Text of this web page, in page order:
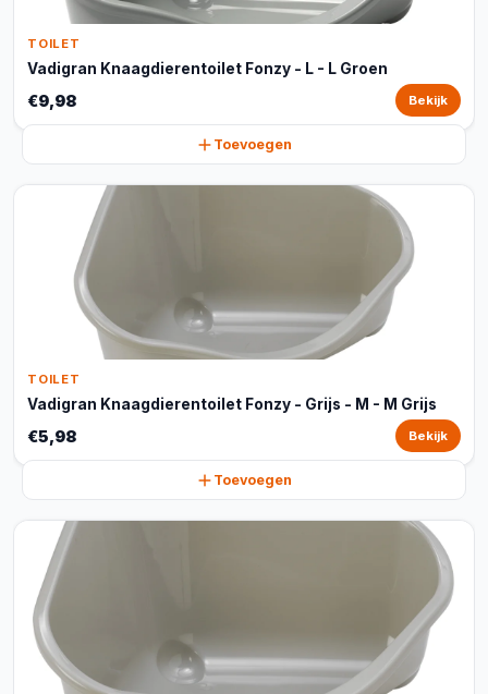
TOILET
Vadigran Knaagdierentoilet Fonzy - L - L Groen
€9,98 Bekijk
Toevoegen
TOILET
Vadigran Knaagdierentoilet Fonzy - Grijs - M - M Grijs
€5,98 Bekijk
Toevoegen